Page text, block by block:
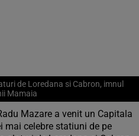
de Loredana si Cabron, imnul
Mamaia
Mazare a venit un Capitala
mai celebre statiuni de pe